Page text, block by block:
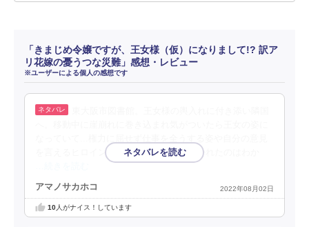
「きまじめ令嬢ですが、王女様（仮）になりまして!? 訳ア
リ花嫁の憂うつな災難」感想・レビュー
※ユーザーによる個人の感想です
を言えるヒロインの気概にヒーローが惹かれたのはわか
アマノサカホコ 2022年08月02日
10人がナイス！しています